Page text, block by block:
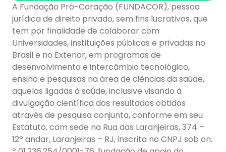
A Fundação Pró-Coração (FUNDACOR), pessoa
jurídica de direito privado, sem fins lucrativos, que
tem por finalidade de colaborar com
Universidades, instituições públicas e privadas no
Brasil e no Exterior, em programas de
desenvolvimento e intercâmbio tecnológico,
ensino e pesquisas na área de ciências da saúde,
aquelas ligadas à saúde, inclusive visando à
divulgação científica dos resultados obtidos
através de pesquisa conjunta, conforme em seu
Estatuto, com sede na Rua das Laranjeiras, 374 –
12º andar, Laranjeiras – RJ, inscrita no CNPJ sob on.